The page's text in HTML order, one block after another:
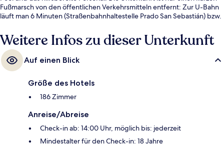
Fußmarsch von den öffentlichen Verkehrsmitteln entfernt: Zur U-Bahn
läuft man 6 Minuten (Straßenbahnhaltestelle Prado San Sebastián) bzw.
Weitere Infos zu dieser Unterkunft
Auf einen Blick
Größe des Hotels
186 Zimmer
Anreise/Abreise
Check-in ab: 14:00 Uhr, möglich bis: jederzeit
Mindestalter für den Check-in: 18 Jahre